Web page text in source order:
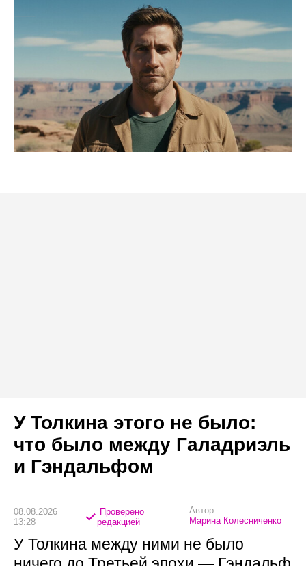
У Толкина этого не было:
что было между Галадриэль
и Гэндальфом
08.08.2026
13:28
Проверено
редакцией
Автор:
Марина Колесниченко
У Толкина между ними не было